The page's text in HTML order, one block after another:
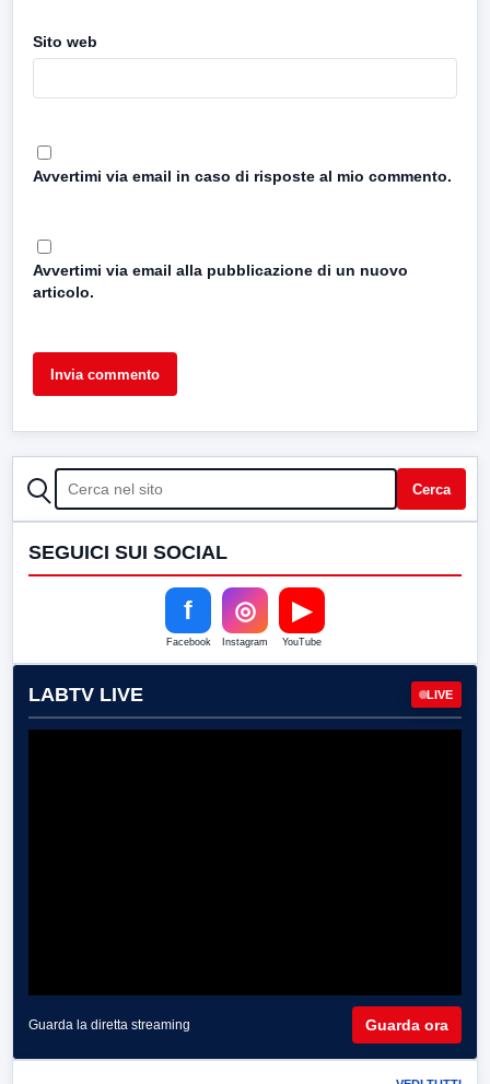
Sito web
Avvertimi via email in caso di risposte al mio commento.
Avvertimi via email alla pubblicazione di un nuovo
articolo.
CERCA Cerca
SEGUICI SUI SOCIAL
f
Facebook
◎
Instagram
▶
YouTube
LABTV LIVE LIVE
Guarda la diretta streaming Guarda ora